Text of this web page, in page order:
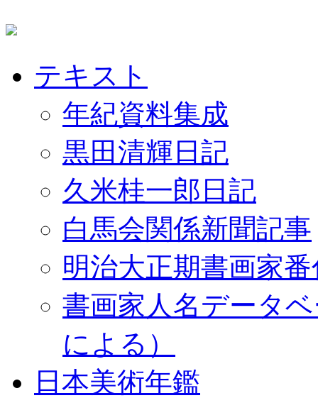
テキスト
年紀資料集成
黒田清輝日記
久米桂一郎日記
白馬会関係新聞記事
明治大正期書画家
書画家人名データ
による）
日本美術年鑑